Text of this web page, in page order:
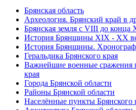
Брянская область
Археология. Брянский край в
Брянская земля с VIII до конца
История Брянщины XIX - XX
История Брянщины.
Геральдика Брянского края
Важнейшие военные сражения
края
Города Брянской области
Районы Брянской области
Населённые пункты Брянского